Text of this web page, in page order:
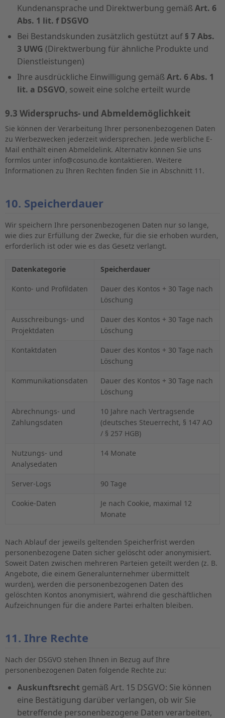
Kundenansprache und Direktwerbung gemäß Art. 6
Abs. 1 lit. f DSGVO
Bei Bestandskunden zusätzlich gestützt auf § 7 Abs.
3 UWG (Direktwerbung für ähnliche Produkte und
Dienstleistungen)
Ihre ausdrückliche Einwilligung gemäß Art. 6 Abs. 1
lit. a DSGVO, soweit eine solche erteilt wurde
9.3 Widerspruchs- und Abmeldemöglichkeit
Sie können der Verarbeitung Ihrer personenbezogenen Daten
zu Werbezwecken jederzeit widersprechen. Jede werbliche E-
Mail enthält einen Abmeldelink. Alternativ können Sie uns
formlos unter info@cosuno.de kontaktieren. Weitere
Informationen zu Ihren Rechten finden Sie in Abschnitt 11.
10. Speicherdauer
Wir speichern Ihre personenbezogenen Daten nur so lange,
wie dies zur Erfüllung der Zwecke, für die sie erhoben wurden,
erforderlich ist oder wie es das Gesetz verlangt.
Datenkategorie Speicherdauer
Konto- und Profildaten
Dauer des Kontos + 30 Tage nach
Löschung
Ausschreibungs- und
Projektdaten
Dauer des Kontos + 30 Tage nach
Löschung
Kontaktdaten
Dauer des Kontos + 30 Tage nach
Löschung
Kommunikationsdaten
Dauer des Kontos + 30 Tage nach
Löschung
Abrechnungs- und
Zahlungsdaten
10 Jahre nach Vertragsende
(deutsches Steuerrecht, § 147 AO
/ § 257 HGB)
Nutzungs- und
Analysedaten
14 Monate
Server-Logs 90 Tage
Cookie-Daten
Je nach Cookie, maximal 12
Monate
Nach Ablauf der jeweils geltenden Speicherfrist werden
personenbezogene Daten sicher gelöscht oder anonymisiert.
Soweit Daten zwischen mehreren Parteien geteilt werden (z. B.
Angebote, die einem Generalunternehmer übermittelt
wurden), werden die personenbezogenen Daten des
gelöschten Kontos anonymisiert, während die geschäftlichen
Aufzeichnungen für die andere Partei erhalten bleiben.
11. Ihre Rechte
Nach der DSGVO stehen Ihnen in Bezug auf Ihre
personenbezogenen Daten folgende Rechte zu:
Auskunftsrecht gemäß Art. 15 DSGVO: Sie können
eine Bestätigung darüber verlangen, ob wir Sie
betreffende personenbezogene Daten verarbeiten,